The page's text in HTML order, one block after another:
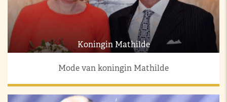
Koningin Mathilde
Mode van koningin Mathilde